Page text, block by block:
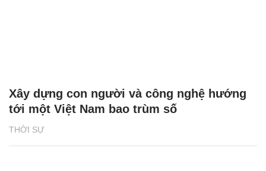
THỜI SỰ
Xây dựng con người và công nghệ hướng
tới một Việt Nam bao trùm số